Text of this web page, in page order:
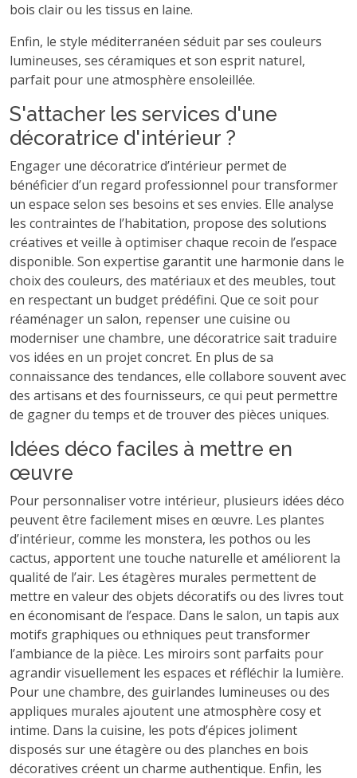
bois clair ou les tissus en laine.
Enfin, le style méditerranéen séduit par ses couleurs
lumineuses, ses céramiques et son esprit naturel,
parfait pour une atmosphère ensoleillée.
S'attacher les services d'une
décoratrice d'intérieur ?
Engager une décoratrice d’intérieur permet de
bénéficier d’un regard professionnel pour transformer
un espace selon ses besoins et ses envies. Elle analyse
les contraintes de l’habitation, propose des solutions
créatives et veille à optimiser chaque recoin de l’espace
disponible. Son expertise garantit une harmonie dans le
choix des couleurs, des matériaux et des meubles, tout
en respectant un budget prédéfini. Que ce soit pour
réaménager un salon, repenser une cuisine ou
moderniser une chambre, une décoratrice sait traduire
vos idées en un projet concret. En plus de sa
connaissance des tendances, elle collabore souvent avec
des artisans et des fournisseurs, ce qui peut permettre
de gagner du temps et de trouver des pièces uniques.
Idées déco faciles à mettre en
œuvre
Pour personnaliser votre intérieur, plusieurs idées déco
peuvent être facilement mises en œuvre. Les plantes
d’intérieur, comme les monstera, les pothos ou les
cactus, apportent une touche naturelle et améliorent la
qualité de l’air. Les étagères murales permettent de
mettre en valeur des objets décoratifs ou des livres tout
en économisant de l’espace. Dans le salon, un tapis aux
motifs graphiques ou ethniques peut transformer
l’ambiance de la pièce. Les miroirs sont parfaits pour
agrandir visuellement les espaces et réfléchir la lumière.
Pour une chambre, des guirlandes lumineuses ou des
appliques murales ajoutent une atmosphère cosy et
intime. Dans la cuisine, les pots d’épices joliment
disposés sur une étagère ou des planches en bois
décoratives créent un charme authentique. Enfin, les